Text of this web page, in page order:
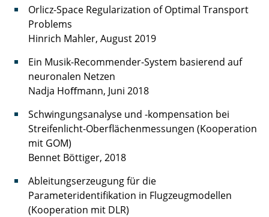
Orlicz-Space Regularization of Optimal Transport
Problems
Hinrich Mahler, August 2019
Ein Musik-Recommender-System basierend auf
neuronalen Netzen
Nadja Hoﬀmann, Juni 2018
Schwingungsanalyse und -kompensation bei
Streifenlicht-Oberflächenmessungen (Kooperation
mit GOM)
Bennet Böttiger, 2018
Ableitungserzeugung für die
Parameteridentifikation in Flugzeugmodellen
(Kooperation mit DLR)